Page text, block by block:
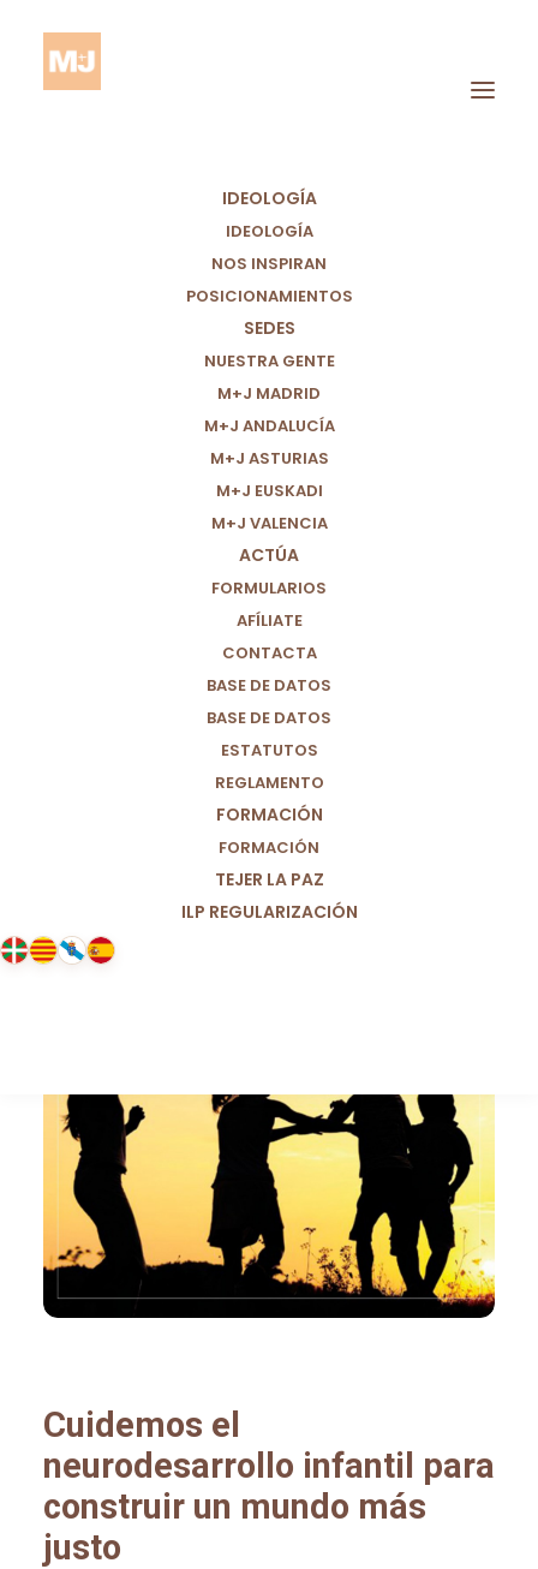
IDEOLOGÍA
IDEOLOGÍA
NOS INSPIRAN
POSICIONAMIENTOS
SEDES
NUESTRA GENTE
M+J MADRID
M+J ANDALUCÍA
M+J ASTURIAS
M+J EUSKADI
M+J VALENCIA
ACTÚA
FORMULARIOS
AFÍLIATE
CONTACTA
BASE DE DATOS
BASE DE DATOS
ESTATUTOS
REGLAMENTO
FORMACIÓN
FORMACIÓN
TEJER LA PAZ
ILP REGULARIZACIÓN
CUIDEMOS EL
NEURODESARROLLO
INFANTIL PARA
CONSTRUIR UN
MUNDO MÁS JUSTO
MUNDO,ESPAÑA
Cuidemos el
neurodesarrollo infantil para
construir un mundo más
justo